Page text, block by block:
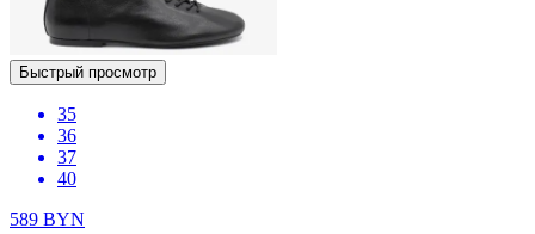
Быстрый просмотр
35
36
37
40
589 BYN